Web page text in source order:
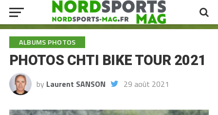
ALBUMS PHOTOS
PHOTOS CHTI BIKE TOUR 2021
by Laurent SANSON 29 août 2021